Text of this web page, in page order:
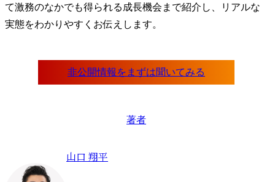
て激務のなかでも得られる成長機会まで紹介し、リアルな
実態をわかりやすくお伝えします。
著者
山口 翔平